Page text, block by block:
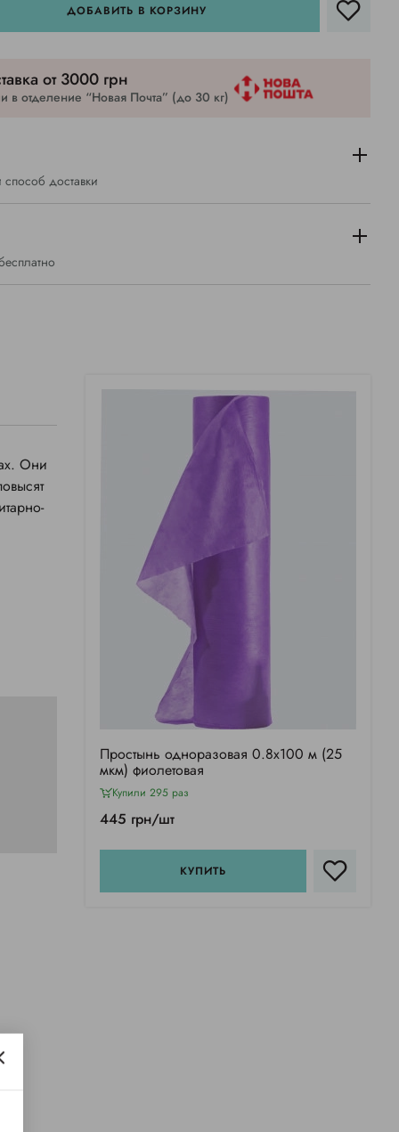
ДОБАВИТЬ В КОРЗИНУ
от 3000 грн
в отделение “Новая Почта” (до 30 кг)
доставки
Они
Простынь одноразовая 0.8х100 м (25
мкм) фиолетовая
Купили 295 раз
445 грн/шт
КУПИТЬ